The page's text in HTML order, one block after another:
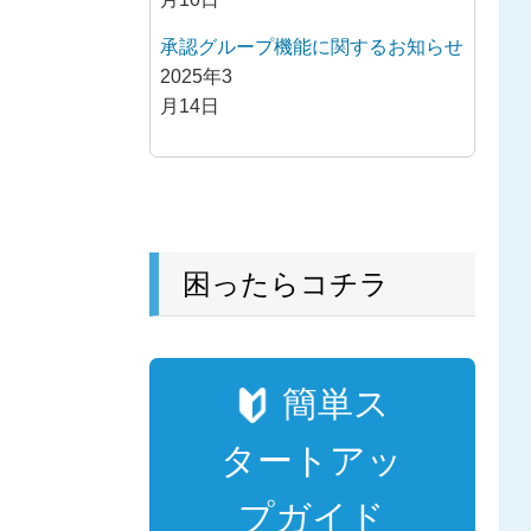
承認グループ機能に関するお知らせ
2025年3
月14日
困ったらコチラ
簡単ス
タートアッ
プガイド